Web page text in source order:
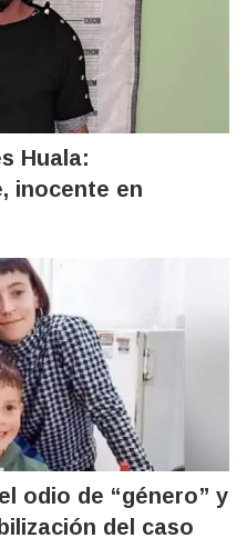
Huala:
inocente en
odio de “género” y
del caso